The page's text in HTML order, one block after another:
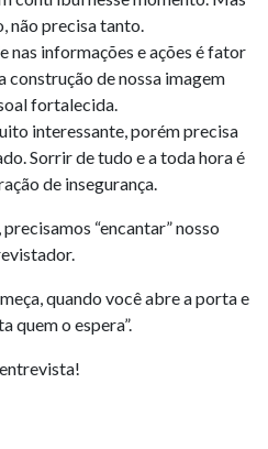
não precisa tanto.
nas informações e ações é fator
construção de nossa imagem
fortalecida.
interessante, porém precisa
Sorrir de tudo e a toda hora é
de insegurança.
“encantar” nosso
quando você abre a porta e
quem o espera”.